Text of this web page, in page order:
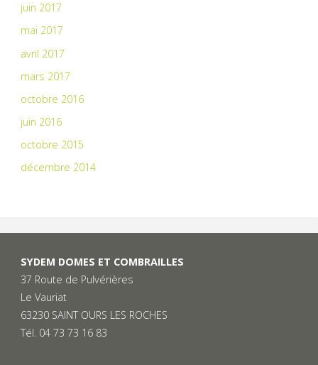
juin 2017
mai 2017
avril 2017
mars 2017
octobre 2016
juin 2016
octobre 2015
décembre 2014
SYDEM DOMES ET COMBRAILLES
37 Route de Pulvérières
Le Vauriat
63230 SAINT OURS LES ROCHES
Tél. 04 73 73 16 83